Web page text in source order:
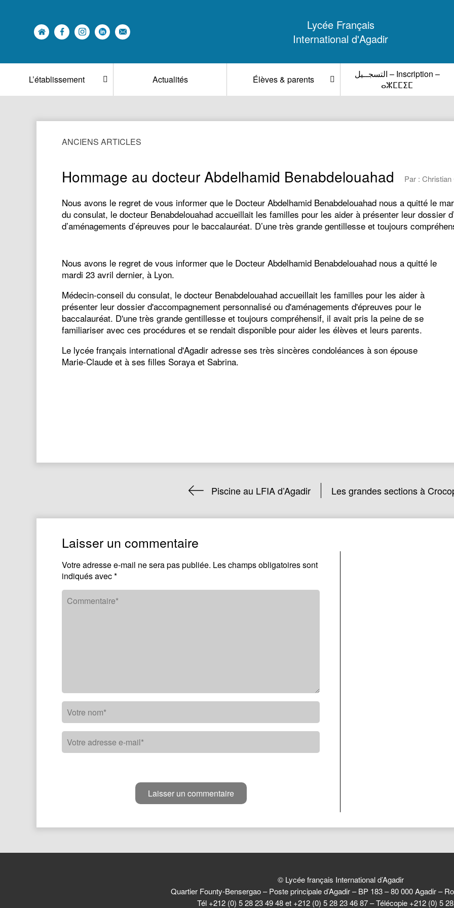
Lycée Français
International d'Agadir
L’établissement Actualités Élèves & parents
التسجــيل – Inscription –
ⴰⵣⵎⵎⵉⵎ
ANCIENS ARTICLES
Hommage au docteur Abdelhamid Benabdelouahad Par :
Nous avons le regret de vous informer que le Docteur Abdelhamid Benabdelouahad nous a quitté le
du consulat, le docteur Benabdelouahad accueillait les familles pour les aider à présenter leur dossier
d’aménagements d’épreuves pour le baccalauréat. D’une très grande gentillesse et toujours
Nous avons le regret de vous informer que le Docteur Abdelhamid Benabdelouahad nous a quitté le
mardi 23 avril dernier, à Lyon.
Médecin-conseil du consulat, le docteur Benabdelouahad accueillait les familles pour les aider à
présenter leur dossier d'accompagnement personnalisé ou d'aménagements d'épreuves pour le
baccalauréat. D'une très grande gentillesse et toujours compréhensif, il avait pris la peine de se
familiariser avec ces procédures et se rendait disponible pour aider les élèves et leurs parents.
Le lycée français international d'Agadir adresse ses très sincères condoléances à son épouse
Marie-Claude et à ses filles Soraya et Sabrina.
Piscine au LFIA d’Agadir Les grandes sections à
Laisser un commentaire
Votre adresse e-mail ne sera pas publiée. Les champs obligatoires sont
indiqués avec*
© Lycée français International d’Agadir
Quartier Founty-Bensergao – Poste principale d’Agadir – BP 183 – 80 000 Agadir –
Tél +212 (0) 5 28 23 49 48 et +212 (0) 5 28 23 46 87 – Télécopie +212 (0) 5